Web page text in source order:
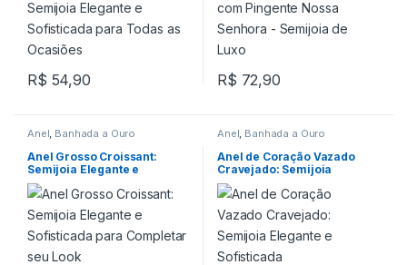
R$ 54,90 R$ 72,90
Anel, Banhada a Ouro
Anel Grosso Croissant:
Semijoia Elegante e
Sofisticada para Completar
seu Look
Anel, Banhada a Ouro
Anel de Coração Vazado
Cravejado: Semijoia
Elegante e Sofisticada